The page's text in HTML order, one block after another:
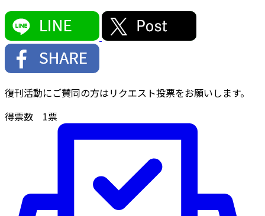
復刊活動にご賛同の方はリクエスト投票をお願いします。
得票数 1票